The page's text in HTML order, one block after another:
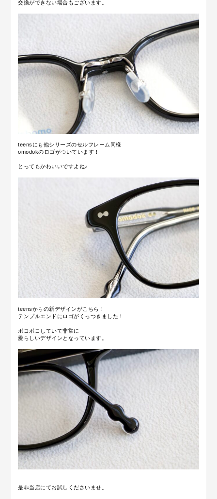
交換ができない場合もございます。
teensにも他シリーズのセルフレーム同様
omodokのロゴがついています！
とってもかわいいですよね♪
teensからの新デザインがこちら！
テンプルエンドにロゴがくっつきました！
ポコポコしていて非常に
愛らしいデザインとなっています。
是非当店にてお試しくださいませ。